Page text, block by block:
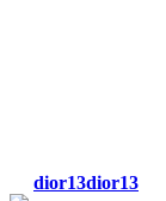
dior13dior13